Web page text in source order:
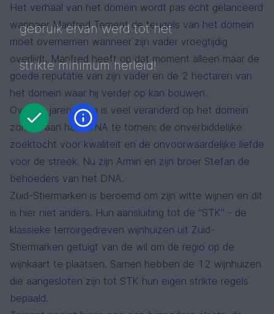
Het verhaal van het domein wordt pas echt gelanceerd
wanneer Manfred Tement de teugels van het domein
moet overnemen wanneer zijn vader vroegtijdig
overlijdt. Manfred heeft op dat moment alleen maar de
goede reputatie van zijn vader en de 2 hectaren van
het domein waar hij verder op kan bouwen.
Over de jaren heen is veel veranderd op het domein
zonder aan haar DNA te tornen: de onverbiddelijke
zoektocht voor kwaliteit en de onvoorwaardelijke liefde
voor de streek. Nu zijn Armin en zijn broer Stefan de
behoeders van het DNA.
Zuid-Stiermarken is beroemd om zijn witte wijnen en dit
is hier niet anders. Hun aansluiting tot de "STK" - de
klassieke terroirgedreven wijnhuizen uit Zuid-
Stiermarken getuigt van de wil om de regio op de
wijnkaart te plaatsen. Samen hebben de 12 wijnhuizen
die aangesloten zijn tot STK hun eigen strikte regels
bepaald.
gebruik ervan werd tot het
strikte minimum herleid!